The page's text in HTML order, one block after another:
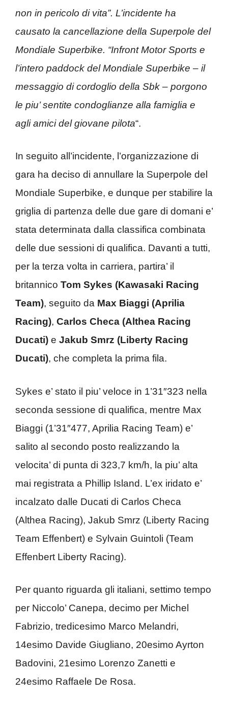
non in pericolo di vita”. L’incidente ha
causato la cancellazione della Superpole del
Mondiale Superbike. “Infront Motor Sports e
l’intero paddock del Mondiale Superbike – il
messaggio di cordoglio della Sbk – porgono
le piu’ sentite condoglianze alla famiglia e
agli amici del giovane pilota“.
In seguito all’incidente, l’organizzazione di
gara ha deciso di annullare la Superpole del
Mondiale Superbike, e dunque per stabilire la
griglia di partenza delle due gare di domani e’
stata determinata dalla classifica combinata
delle due sessioni di qualifica. Davanti a tutti,
per la terza volta in carriera, partira’ il
britannico Tom Sykes (Kawasaki Racing
Team), seguito da Max Biaggi (Aprilia
Racing), Carlos Checa (Althea Racing
Ducati) e Jakub Smrz (Liberty Racing
Ducati), che completa la prima fila.
Sykes e’ stato il piu’ veloce in 1’31″323 nella
seconda sessione di qualifica, mentre Max
Biaggi (1’31″477, Aprilia Racing Team) e’
salito al secondo posto realizzando la
velocita’ di punta di 323,7 km/h, la piu’ alta
mai registrata a Phillip Island. L’ex iridato e’
incalzato dalle Ducati di Carlos Checa
(Althea Racing), Jakub Smrz (Liberty Racing
Team Effenbert) e Sylvain Guintoli (Team
Effenbert Liberty Racing).
Per quanto riguarda gli italiani, settimo tempo
per Niccolo’ Canepa, decimo per Michel
Fabrizio, tredicesimo Marco Melandri,
14esimo Davide Giugliano, 20esimo Ayrton
Badovini, 21esimo Lorenzo Zanetti e
24esimo Raffaele De Rosa.